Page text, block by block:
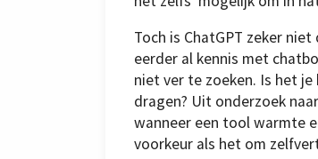
Toch is ChatGPT zeker
eerder al kennis met
niet ver te zoeken. Is het
dragen? Uit onderzoek
wanneer een tool warmte
voorkeur als het om